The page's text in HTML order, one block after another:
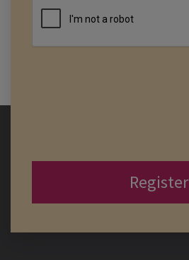
Register